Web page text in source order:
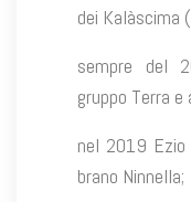
dei Kalàscima
sempre del
gruppo Terra e
nel 2019 Ezio
brano Ninnella;